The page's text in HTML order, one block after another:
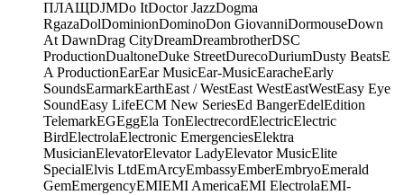
ПЛАЩDJMDo ItDoctor JazzDogma
RgazaDolDominionDominoDon GiovanniDormouseDown
At DawnDrag CityDreamDreambrotherDSC
ProductionDualtoneDuke StreetDurecoDuriumDusty BeatsE
A ProductionEarEar MusicEar-MusicEaracheEarly
SoundsEarmarkEarthEast / WestEast WestEastWestEasy Eye
SoundEasy LifeECM New SeriesEd BangerEdelEdition
TelemarkEGEggEla TonElectrecordElectricElectric
BirdElectrolaElectronic EmergenciesElektra
MusicianElevatorElevator LadyElevator MusicElite
SpecialElvis LtdEmArcyEmbassyEmberEmbryoEmerald
GemEmergencyEMIEMI AmericaEMI ElectrolaEMI-